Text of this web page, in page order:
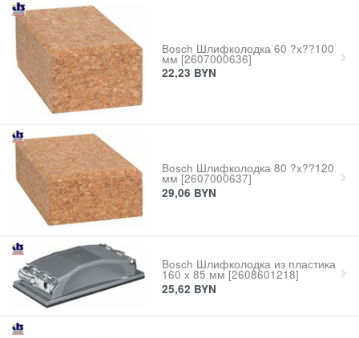
Bosch Шлифколодка 60 ?x??100
мм [2607000636]
22,23 BYN
Bosch Шлифколодка 80 ?x??120
мм [2607000637]
29,06 BYN
Bosch Шлифколодка из пластика
160 x 85 мм [2608601218]
25,62 BYN